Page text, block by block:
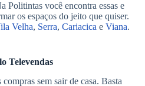
Politintas você encontra essas e
os espaços do jeito que quiser.
Velha, Serra, Cariacica e Viana.
Televendas
sem sair de casa. Basta